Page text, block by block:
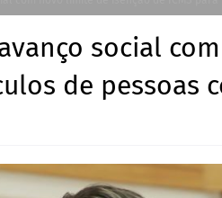
social
de pessoas